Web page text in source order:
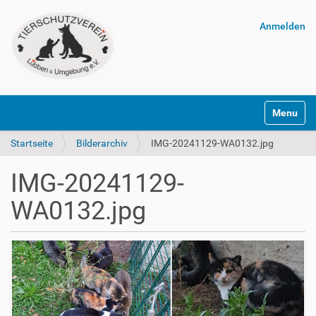
Anmelden
Startseite Bilderarchiv IMG-20241129-WA0132.jpg
IMG-20241129-
WA0132.jpg